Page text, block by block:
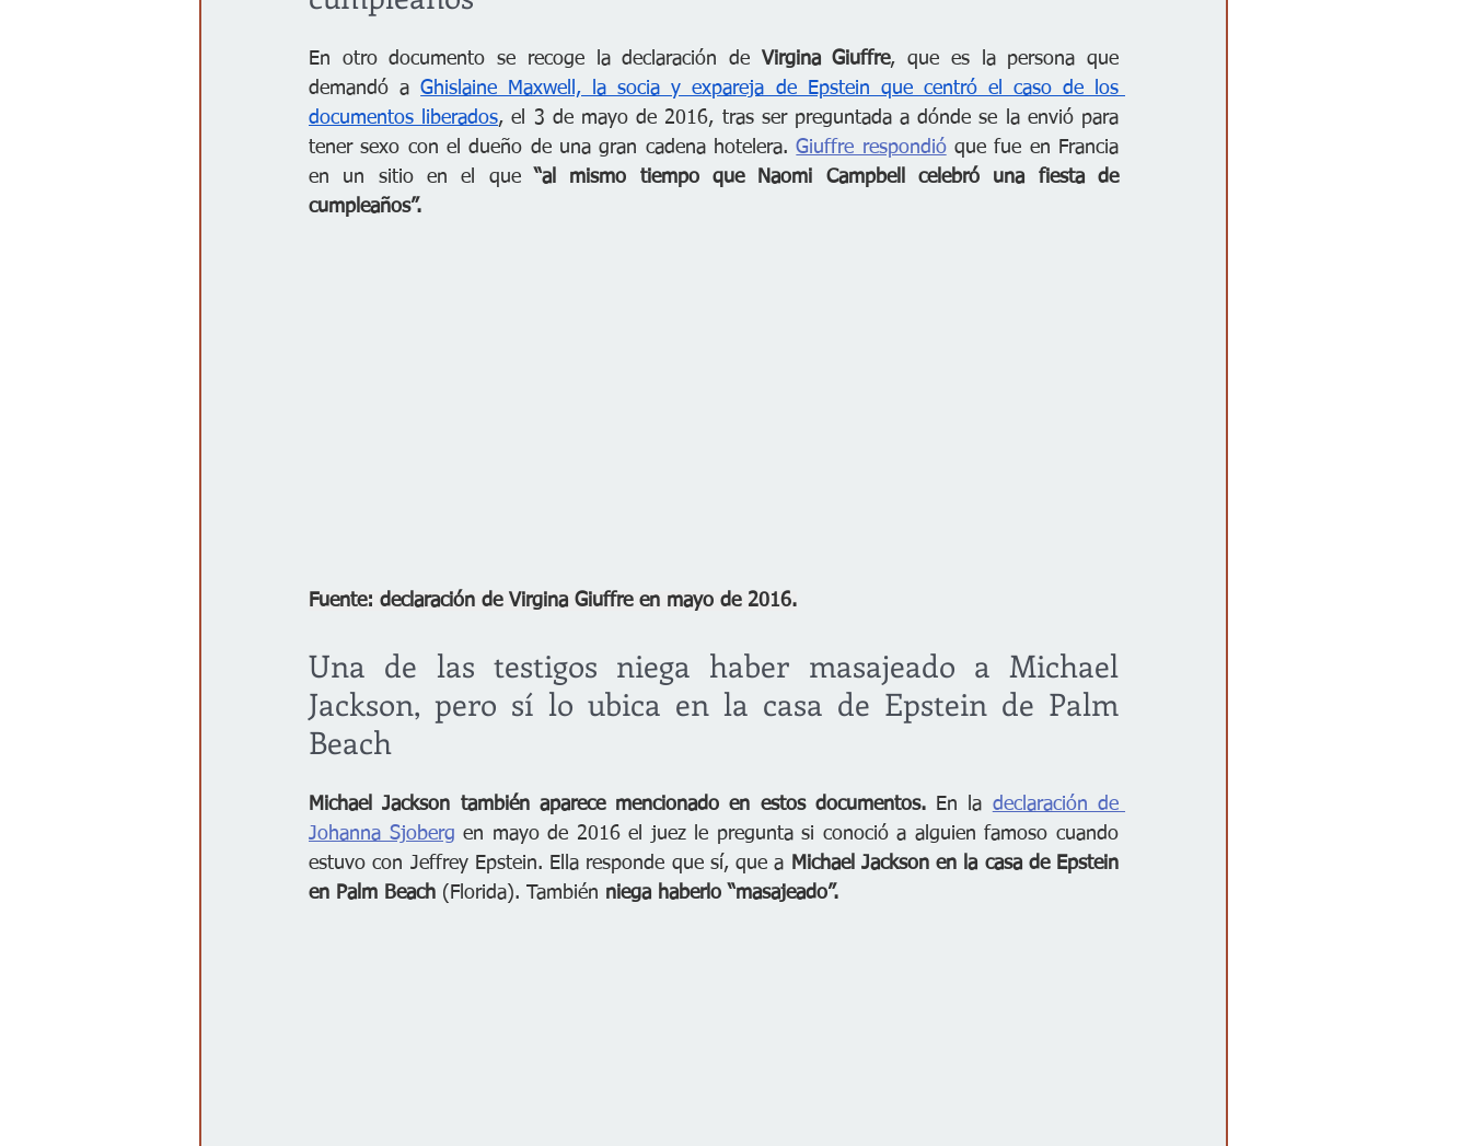
En otro documento se recoge la declaración de Virgina Giuffre, que es la persona que
demandó a Ghislaine Maxwell, la socia y expareja de Epstein que centró el caso de los
documentos liberados, el 3 de mayo de 2016, tras ser preguntada a dónde se la envió para
tener sexo con el dueño de una gran cadena hotelera. Giuffre respondió que fue en Francia
en un sitio en el que “al mismo tiempo que Naomi Campbell celebró una fiesta de
cumpleaños”.
Fuente: declaración de Virgina Giuffre en mayo de 2016.
Una de las testigos niega haber masajeado a Michael
Jackson, pero sí lo ubica en la casa de Epstein de Palm
Beach
Michael Jackson también aparece mencionado en estos documentos. En la declaración de
Johanna Sjoberg en mayo de 2016 el juez le pregunta si conoció a alguien famoso cuando
estuvo con Jeffrey Epstein. Ella responde que sí, que a Michael Jackson en la casa de Epstein
en Palm Beach (Florida). También niega haberlo “masajeado”.